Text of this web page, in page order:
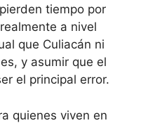
tiempo por
a nivel
que Culiacán ni
y asumir que el
el principal error.
quienes viven en